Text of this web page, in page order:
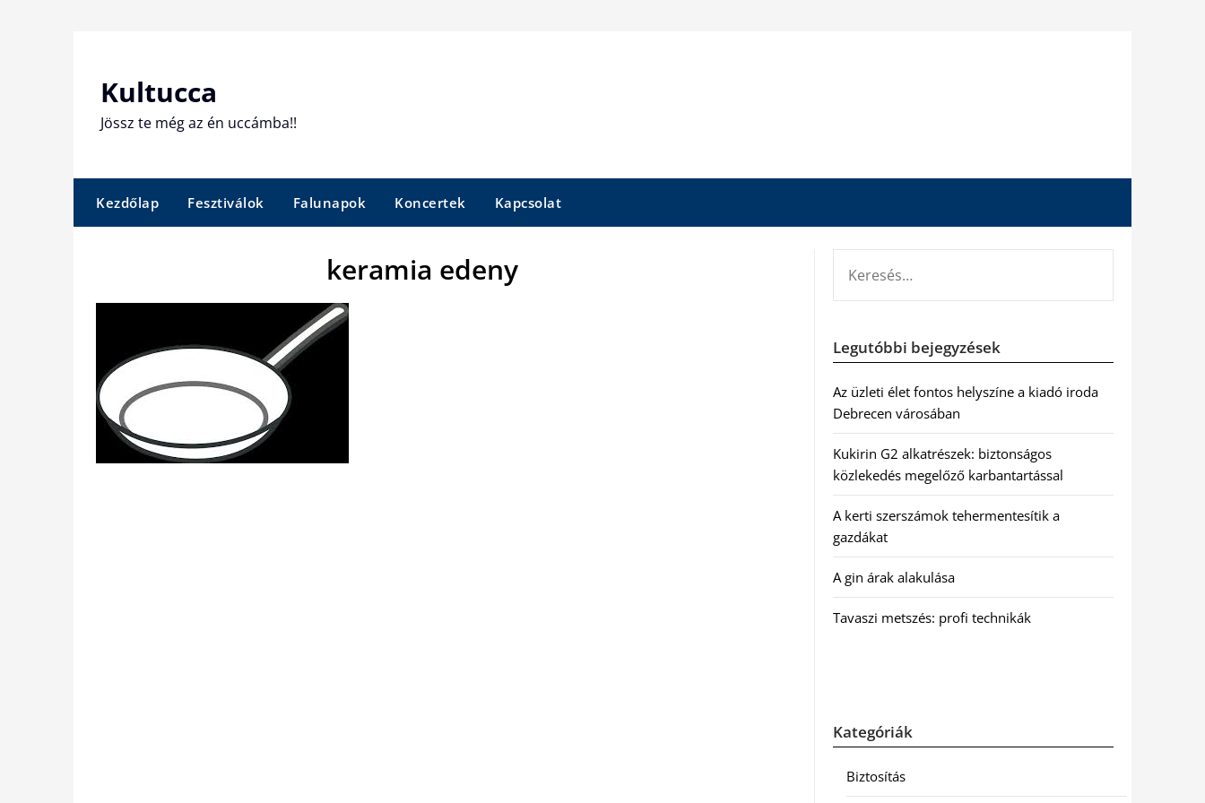
Kultucca
Jössz te még az én uccámba!!
Kezdőlap Fesztiválok Falunapok Koncertek Kapcsolat
keramia edeny
Legutóbbi bejegyzések
Az üzleti élet fontos helyszíne a kiadó iroda
Debrecen városában
Kukirin G2 alkatrészek: biztonságos
közlekedés megelőző karbantartással
A kerti szerszámok tehermentesítik a
gazdákat
A gin árak alakulása
Tavaszi metszés: profi technikák
Kategóriák
Biztosítás